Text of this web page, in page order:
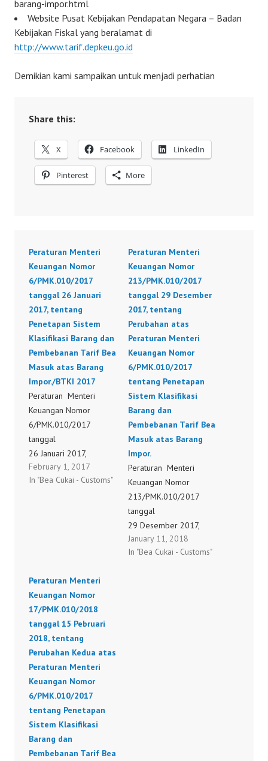
barang-impor.html
Website Pusat Kebijakan Pendapatan Negara – Badan
Kebijakan Fiskal yang beralamat di
http://www.tarif.depkeu.go.id
Demikian kami sampaikan untuk menjadi perhatian
Share this:
X Facebook LinkedIn
Pinterest More
Peraturan Menteri
Keuangan Nomor
6/PMK.010/2017
tanggal 26 Januari
2017, tentang
Penetapan Sistem
Klasifikasi Barang dan
Pembebanan Tarif Bea
Masuk atas Barang
Impor./BTKI 2017
Peraturan Menteri
Keuangan Nomor
6/PMK.010/2017
tanggal
26 Januari 2017,
tentang Penetapan
Sistem Klasifikasi
February 1, 2017
In "Bea Cukai - Customs"
Peraturan Menteri
Keuangan Nomor
213/PMK.010/2017
tanggal 29 Desember
2017, tentang
Perubahan atas
Peraturan Menteri
Keuangan Nomor
6/PMK.010/2017
tentang Penetapan
Sistem Klasifikasi
Barang dan
Pembebanan Tarif Bea
Masuk atas Barang
Impor.
Peraturan Menteri
Keuangan Nomor
213/PMK.010/2017
tanggal
29 Desember 2017,
tentang Perubahan atas
Peraturan Menteri
January 11, 2018
In "Bea Cukai - Customs"
Peraturan Menteri
Keuangan Nomor
17/PMK.010/2018
tanggal 15 Pebruari
2018, tentang
Perubahan Kedua atas
Peraturan Menteri
Keuangan Nomor
6/PMK.010/2017
tentang Penetapan
Sistem Klasifikasi
Barang dan
Pembebanan Tarif Bea